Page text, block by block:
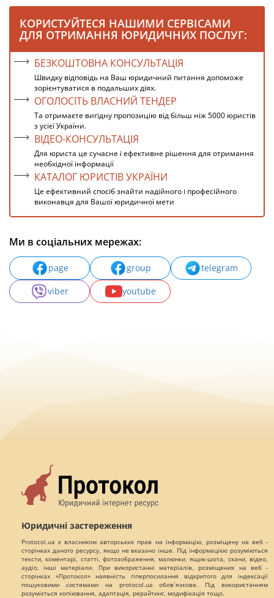
КОРИСТУЙТЕСЯ НАШИМИ СЕРВІСАМИ
ДЛЯ ОТРИМАННЯ ЮРИДИЧНИХ ПОСЛУГ:
БЕЗКОШТОВНА КОНСУЛЬТАЦІЯ
Швидку відповідь на Ваш юридичний питання допоможе
зорієнтуватися в подальших діях.
ОГОЛОСІТЬ ВЛАСНИЙ ТЕНДЕР
Та отримаєте вигідну пропозицію від більш ніж 5000 юристів
з усієї України.
ВІДЕО-КОНСУЛЬТАЦІЯ
Для юриста це сучасне і ефективне рішення для отримання
необхідної інформації
КАТАЛОГ ЮРИСТІВ УКРАЇНИ
Це ефективний спосіб знайти надійного і професійного
виконавця для Вашої юридичної мети
Ми в соціальних мережах:
page group
telegram
viber
youtube
Юридичні застереження
Protocol.ua є власником авторських прав на інформацію, розміщену на веб -
сторінках даного ресурсу, якщо не вказано інше. Під інформацією розуміються
тексти, коментарі, статті, фотозображення, малюнки, ящик-шота, скани, відео,
аудіо, інші матеріали. При використанні матеріалів, розміщених на веб -
сторінках «Протокол» наявність гіперпосилання відкритого для індексації
пошуковими системами на protocol.ua обов`язкове. Під використанням
розуміється копіювання, адаптація, рерайтинг, модифікація тощо.